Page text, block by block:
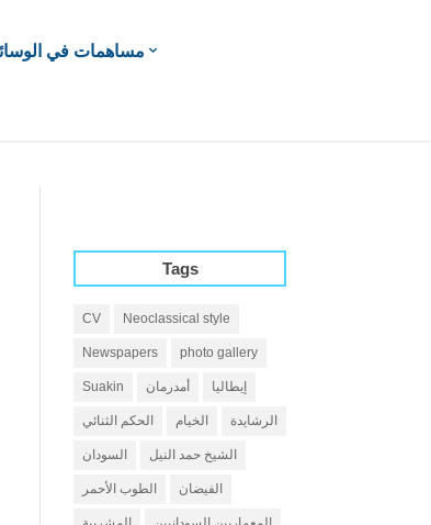
مساهمات في
Tags
CV Neoclassical style
Newspapers photo gallery
Suakin أمدرمان إيطاليا
الحكم الثنائي الخيام الرشايدة
السودان الشيخ حمد النيل
الطوب الأحمر الفيضان